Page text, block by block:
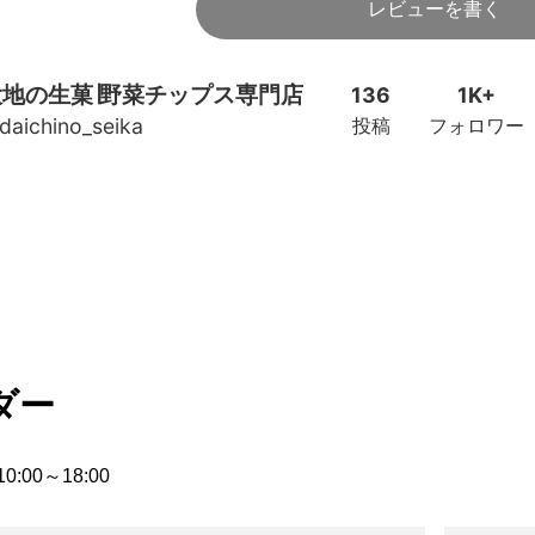
レビューを書く
ー
～18:00